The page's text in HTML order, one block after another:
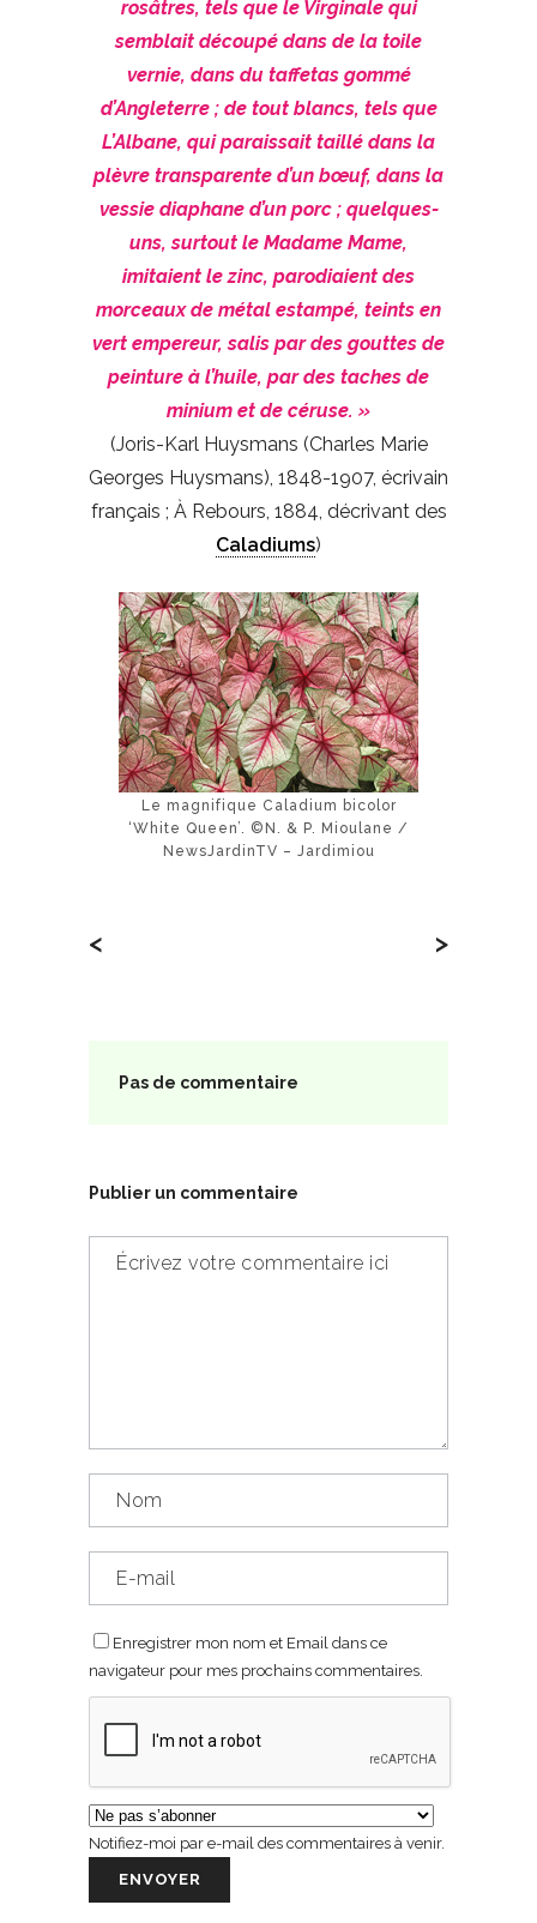
rosâtres, tels que le Virginale qui
semblait découpé dans de la toile
vernie, dans du taffetas gommé
d’Angleterre ; de tout blancs, tels que
L’Albane, qui paraissait taillé dans la
plèvre transparente d’un bœuf, dans la
vessie diaphane d’un porc ; quelques-
uns, surtout le Madame Mame,
imitaient le zinc, parodiaient des
morceaux de métal estampé, teints en
vert empereur, salis par des gouttes de
peinture à l’huile, par des taches de
minium et de céruse. »
(Joris-Karl Huysmans (Charles Marie
Georges Huysmans), 1848-1907, écrivain
français ; À Rebours, 1884, décrivant des
Caladiums)
Le magnifique Caladium bicolor
‘White Queen’. ©N. & P. Mioulane /
NewsJardinTV – Jardimiou
< >
Pas de commentaire
Publier un commentaire
Enregistrer mon nom et Email dans ce
navigateur pour mes prochains commentaires.
Notifiez-moi par e-mail des commentaires à venir.